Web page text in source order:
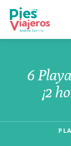
6
¡2